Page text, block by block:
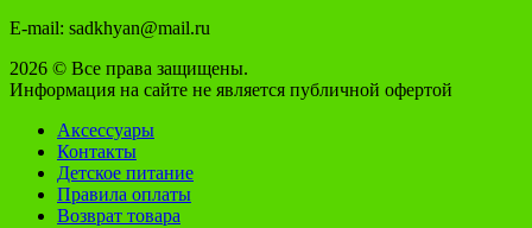
E-mail: sadkhyan@mail.ru
2026 © Все права защищены.
Информация на сайте не является публичной офертой
Аксессуары
Контакты
Детское питание
Правила оплаты
Возврат товара